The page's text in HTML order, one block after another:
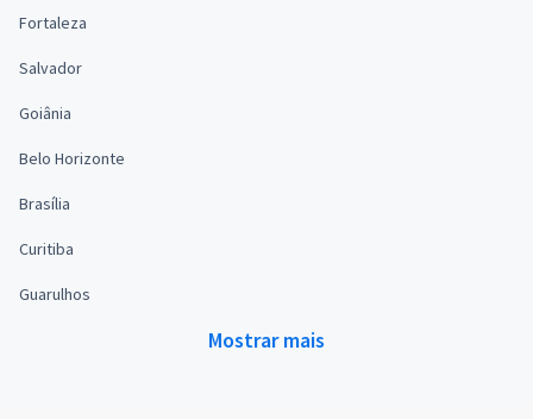
Fortaleza
Salvador
Goiânia
Belo Horizonte
Brasília
Curitiba
Guarulhos
Mostrar mais